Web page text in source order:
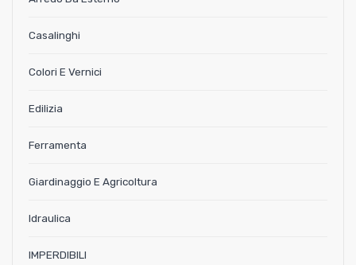
Casalinghi
Colori E Vernici
Edilizia
Ferramenta
Giardinaggio E Agricoltura
Idraulica
IMPERDIBILI